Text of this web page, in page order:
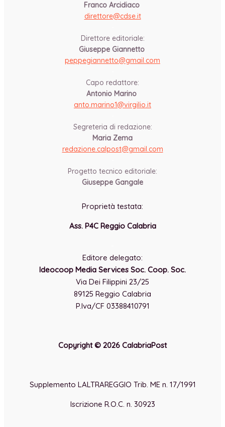
Franco Arcidiaco
direttore@cdse.it
Direttore editoriale:
Giuseppe Giannetto
peppegiannetto@gmail.com
Capo redattore:
Antonio Marino
anto.marino1@virgilio.it
Segreteria di redazione:
Maria Zema
redazione.calpost@gmail.com
Progetto tecnico editoriale:
Giuseppe Gangale
Proprietà testata:
Ass. P4C Reggio Calabria
Editore delegato:
Ideocoop Media Services Soc. Coop. Soc.
Via Dei Filippini 23/25
89125 Reggio Calabria
P.Iva/CF 03388410791
Copyright © 2026 CalabriaPost
Supplemento LALTRAREGGIO Trib. ME n. 17/1991
Iscrizione R.O.C. n. 30923